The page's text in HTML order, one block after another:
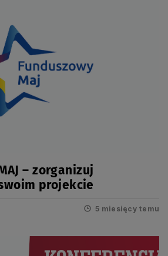
– zorganizuj
projekcie
5 miesięcy temu